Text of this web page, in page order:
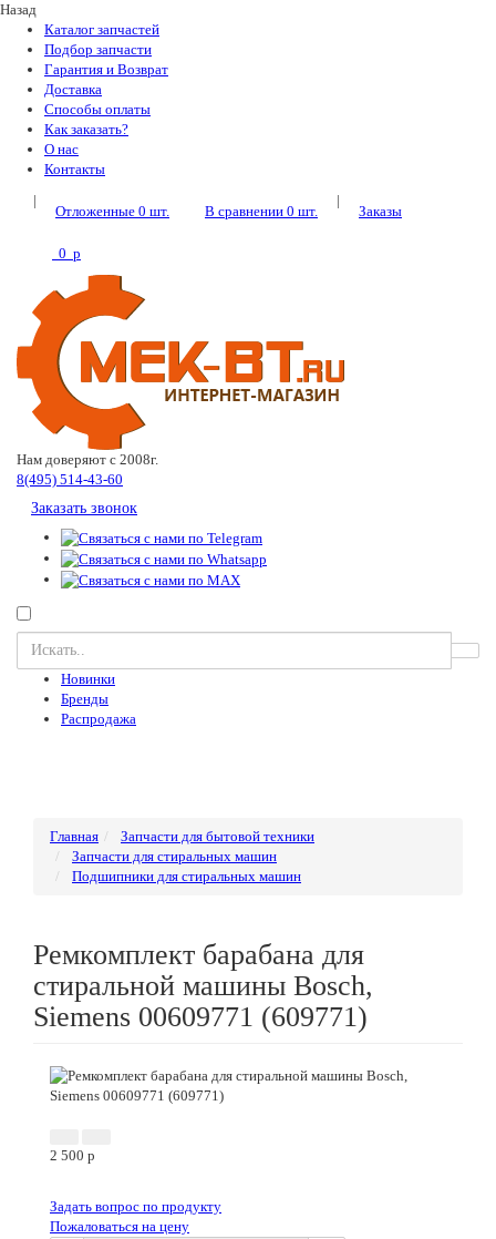
Назад
Каталог запчастей
Подбор запчасти
Гарантия и Возврат
Доставка
Способы оплаты
Как заказать?
О нас
Контакты
|
Отложенные 0 шт. В сравнении 0 шт.
|
Заказы
0 p
Нам доверяют с 2008г.
8(495) 514-43-60
Заказать звонок
Новинки
Бренды
Распродажа
Главная
Запчасти для бытовой техники
Запчасти для стиральных машин
Подшипники для стиральных машин
Ремкомплект барабана для
стиральной машины Bosch,
Siemens 00609771 (609771)
2 500 p
Задать вопрос по продукту
Пожаловаться на цену